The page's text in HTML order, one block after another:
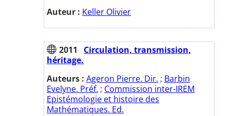
Auteur : Keller Olivier
2011
Circulation, transmission,
héritage.
Auteurs : Ageron Pierre. Dir. ; Barbin
Evelyne. Préf. ; Commission inter-IREM
Epistémologie et histoire des
Mathématiques. Ed.